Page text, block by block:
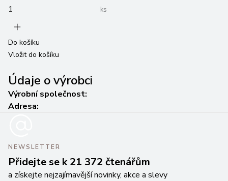
ks
Do košíku
Vložit do košíku
Údaje o výrobci
Výrobní společnost:
Adresa:
NEWSLETTER
Přidejte se k 21 372 čtenářům
a získejte nejzajímavější novinky, akce a slevy